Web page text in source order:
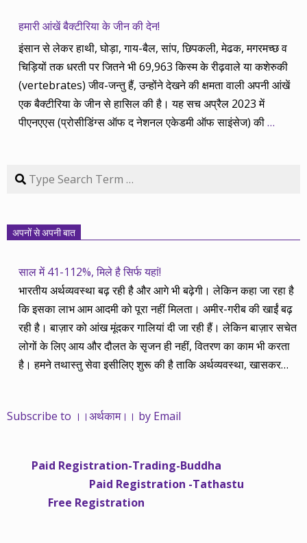
हमारी आंखें बैक्टीरिया के जीन की देन!
इंसान से लेकर हाथी, घोड़ा, गाय-बैल, सांप, छिपकली, मेढक, मगरमच्छ व
चिड़ियों तक धरती पर जितने भी 69,963 किस्म के रीढ़वाले या कशेरुकी
(vertebrates) जीव-जन्तु हैं, उन्होंने देखने की क्षमता वाली अपनी आंखें
एक बैक्टीरिया के जीन से हासिल की है। यह सच अप्रैल 2023 में
पीएनएएस (प्रोसीडिंग्स ऑफ द नेशनल एकेडमी ऑफ साइंसेज) की…
Search
अपनों से अपनी बात
साल में 41-112%, मिले है सिर्फ यहां!
भारतीय अर्थव्यवस्था बढ़ रही है और आगे भी बढ़ेगी। लेकिन कहा जा रहा है
कि इसका लाभ आम आदमी को पूरा नहीं मिलता। अमीर-गरीब की खाईं बढ़
रही है। बाज़ार को आंख मूंदकर गालियां दी जा रही हैं। लेकिन बाज़ार सचेत
लोगों के लिए आय और दौलत के सृजन ही नहीं, वितरण का काम भी करता
है। हमने तथास्तु सेवा इसीलिए शुरू की है ताकि अर्थव्यवस्था, खासकर
महंगाई की दर 10 प्रतिशत से ऊपर रहती है। वे भागकर जाते हैं सोने और
साढ़े चार सालों से अर्थकाम से जुड़े हैं, वे हमारी ईमानदारी और सत्यनिष्ठा से
भलीभांति वाकिफ हैं। शुरू में हम भी कच्चे थे तो बाज़ार के उस्तादों के जाल
में फंस गए। गलतियां कीं। लेकिन जैसे ही समझ में आया, खटाक से उनसे
Subscribe to ।।अर्थकाम।। by Email
Paid Registration-Trading-Buddha
Paid Registration -Tathastu
Free Registration